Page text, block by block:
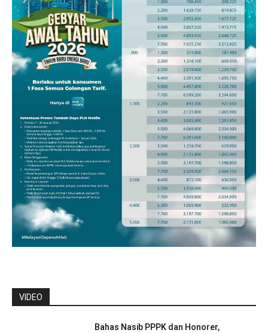
VIDEO
Bahas Nasib PPPK dan Honorer,